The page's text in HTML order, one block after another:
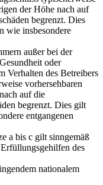
der Höhe nach auf
begrenzt. Dies
wie insbesondere
außer bei der
oder
Verhalten des Betreibers
vorhersehbaren
auf die
begrenzt. Dies gilt
entgangenen
a bis c gilt sinngemäß
des
nationalem